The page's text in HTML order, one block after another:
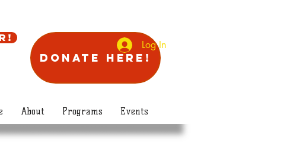
Donate Here!
Log In
About Programs Events